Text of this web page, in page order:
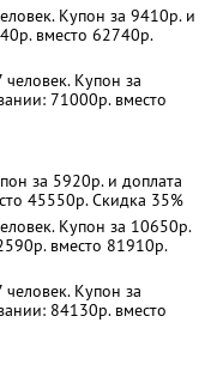
Купон за 9410р. и
вместо 62740р.
Купон за
71000р. вместо
за 5920р. и доплата
45550р. Скидка 35%
Купон за 10650р.
вместо 81910р.
Купон за
84130р. вместо